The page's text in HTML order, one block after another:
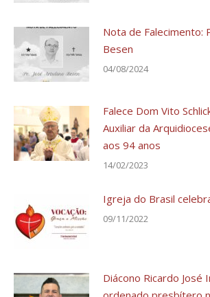
Nota de Falecimento:
Besen
04/08/2024
Falece Dom Vito
Auxiliar da
aos 94 anos
14/02/2023
Igreja do Brasil
09/11/2022
Diácono Ricardo José